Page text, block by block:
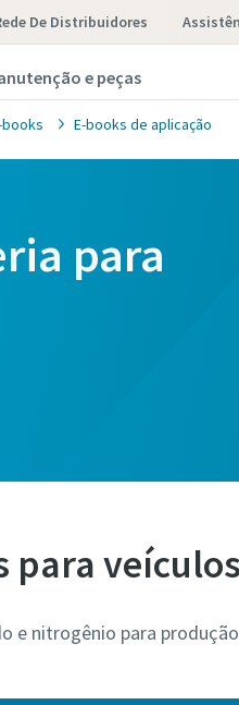
De Distribuidores
e peças
books E-books de aplicação
para
para
e nitrogênio para